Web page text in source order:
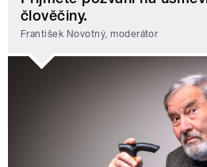
člověčiny.
František Novotný, moderátor